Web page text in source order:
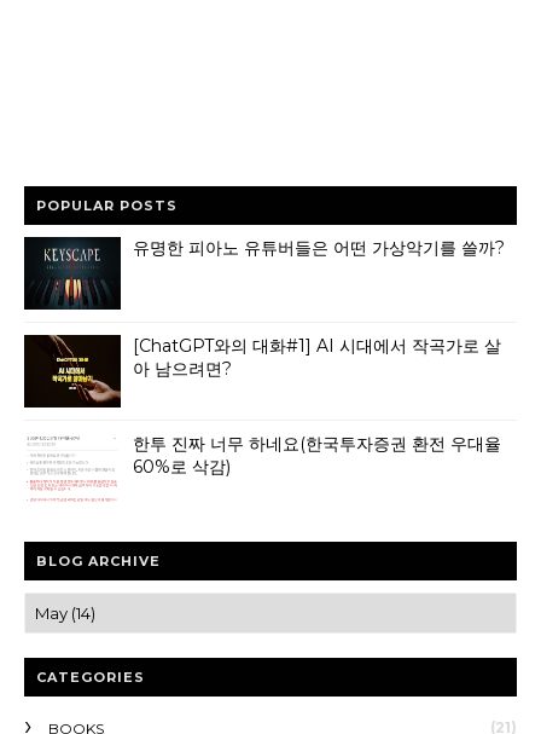
POPULAR POSTS
유명한 피아노 유튜버들은 어떤 가상악기를 쓸까?
[ChatGPT와의 대화#1] AI 시대에서 작곡가로 살
아 남으려면?
한투 진짜 너무 하네요(한국투자증권 환전 우대율
60%로 삭감)
BLOG ARCHIVE
CATEGORIES
BOOKS (21)